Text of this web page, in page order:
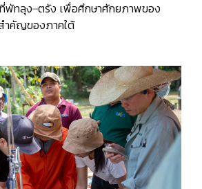
พัทลุง–ตรัง เพื่อศึกษาศักยภาพของ
ำคัญของภาคใต้